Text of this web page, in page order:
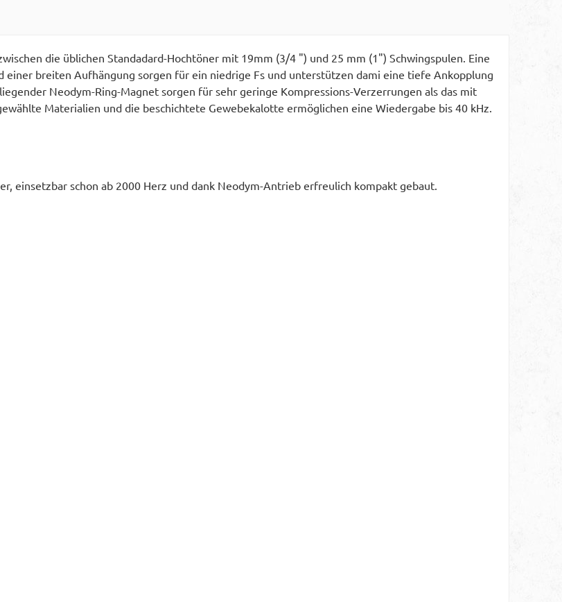
die üblichen Standadard-Hochtöner mit 19mm (3/4 ") und 25 mm (1") Schwingspulen. Eine
breiten Aufhängung sorgen für ein niedrige Fs und unterstützen dami eine tiefe Ankopplung
Neodym-Ring-Magnet sorgen für sehr geringe Kompressions-Verzerrungen als das mit
Materialien und die beschichtete Gewebekalotte ermöglichen eine Wiedergabe bis 40 kHz.
einsetzbar schon ab 2000 Herz und dank Neodym-Antrieb erfreulich kompakt gebaut.